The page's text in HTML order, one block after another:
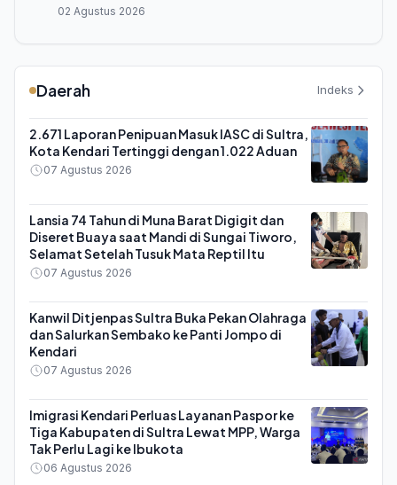
02 Agustus 2026
Daerah Indeks
2.671 Laporan Penipuan Masuk IASC di Sultra,
Kota Kendari Tertinggi dengan 1.022 Aduan
07 Agustus 2026
Lansia 74 Tahun di Muna Barat Digigit dan
Diseret Buaya saat Mandi di Sungai Tiworo,
Selamat Setelah Tusuk Mata Reptil Itu
07 Agustus 2026
Kanwil Ditjenpas Sultra Buka Pekan Olahraga
dan Salurkan Sembako ke Panti Jompo di
Kendari
07 Agustus 2026
Imigrasi Kendari Perluas Layanan Paspor ke
Tiga Kabupaten di Sultra Lewat MPP, Warga
Tak Perlu Lagi ke Ibukota
06 Agustus 2026